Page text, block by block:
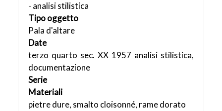
- analisi stilistica
Tipo oggetto
Pala d'altare
Date
terzo quarto sec. XX 1957 analisi stilistica,
documentazione
Serie
Materiali
pietre dure, smalto cloisonné, rame dorato